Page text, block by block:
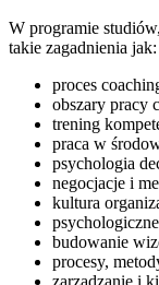
W programie
takie zagadnienia jak:
proces
obszary pracy
trening
praca w
psychologia
negocjacje i
kultura
budowanie
procesy,
zarządzanie i